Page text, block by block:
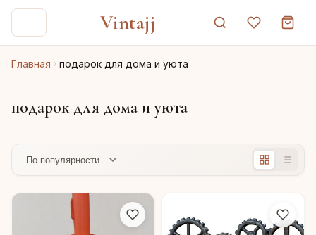
Vintajj
Главная подарок для дома и уюта
подарок для дома и уюта